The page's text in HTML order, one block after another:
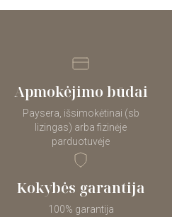
Apmokėjimo būdai
Paysera, išsimokėtinai (sb
lizingas) arba fizinėje
parduotuvėje
Kokybės garantija
100% garantija